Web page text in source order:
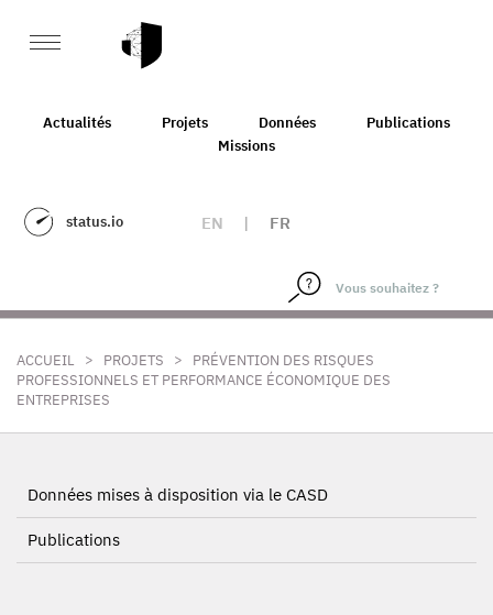
Actualités Projets Données
Publications
Missions
status.io EN | FR
ACCUEIL > PROJETS >
PRÉVENTION DES RISQUES
PROFESSIONNELS ET PERFORMANCE ÉCONOMIQUE DES
ENTREPRISES
Données mises à disposition via le CASD
Publications